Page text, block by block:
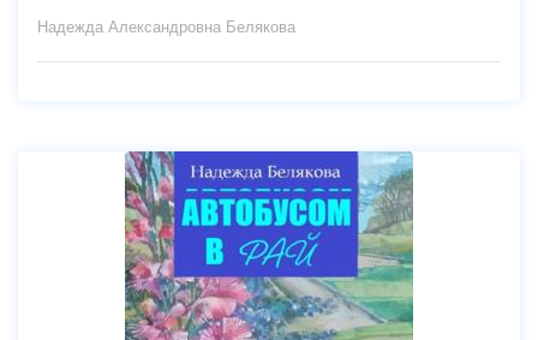
Надежда Александровна Белякова